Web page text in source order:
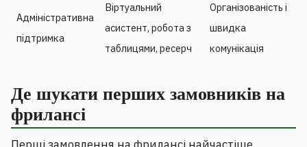
Адміністративна
підтримка
Віртуальний
асистент, робота з
таблицями, ресерч
Організованість і
швидка
комунікація
Де шукати перших замовників на
фрилансі